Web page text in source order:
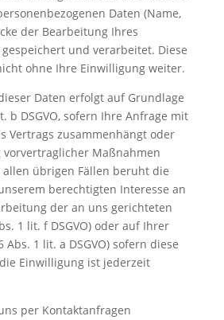
Daten (Name,
der Bearbeitung Ihres
und verarbeitet. Diese
ohne Ihre Einwilligung weiter.
Daten erfolgt auf Grundlage
b DSGVO, sofern Ihre Anfrage mit
Vertrags zusammenhängt oder
Maßnahmen
übrigen Fällen beruht die
berechtigten Interesse an
der an uns gerichteten
1 lit. f DSGVO) oder auf Ihrer
1 lit. a DSGVO) sofern diese
Einwilligung ist jederzeit
per Kontaktanfragen